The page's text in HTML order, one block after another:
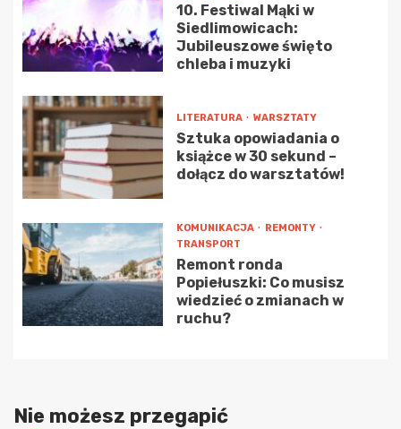
10. Festiwal Mąki w
Siedlimowicach:
Jubileuszowe święto
chleba i muzyki
LITERATURA WARSZTATY
Sztuka opowiadania o
książce w 30 sekund –
dołącz do warsztatów!
KOMUNIKACJA
REMONTY
TRANSPORT
Remont ronda
Popiełuszki: Co musisz
wiedzieć o zmianach w
ruchu?
Nie możesz przegapić